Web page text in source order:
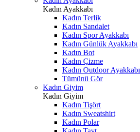
Kadın Ayakkabı
Kadın Terlik
Kadın Sandalet
Kadın Spor Ayakkabı
Kadın Günlük Ayakkabı
Kadın Bot
Kadın Çizme
Kadın Outdoor Ayakkabı
Tümünü Gör
Kadın Giyim
Kadın Giyim
Kadın Tişört
Kadın Sweatshirt
Kadın Polar